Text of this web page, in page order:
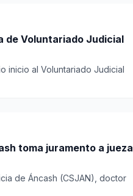
de Voluntariado Judicial
inicio al Voluntariado Judicial
toma juramento a jueza
de Áncash (CSJAN), doctor